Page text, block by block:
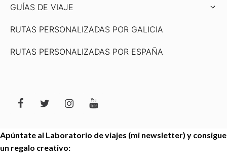
GUÍAS DE VIAJE
RUTAS PERSONALIZADAS POR GALICIA
RUTAS PERSONALIZADAS POR ESPAÑA
Apúntate al Laboratorio de viajes (mi newsletter) y consigue
un regalo creativo: